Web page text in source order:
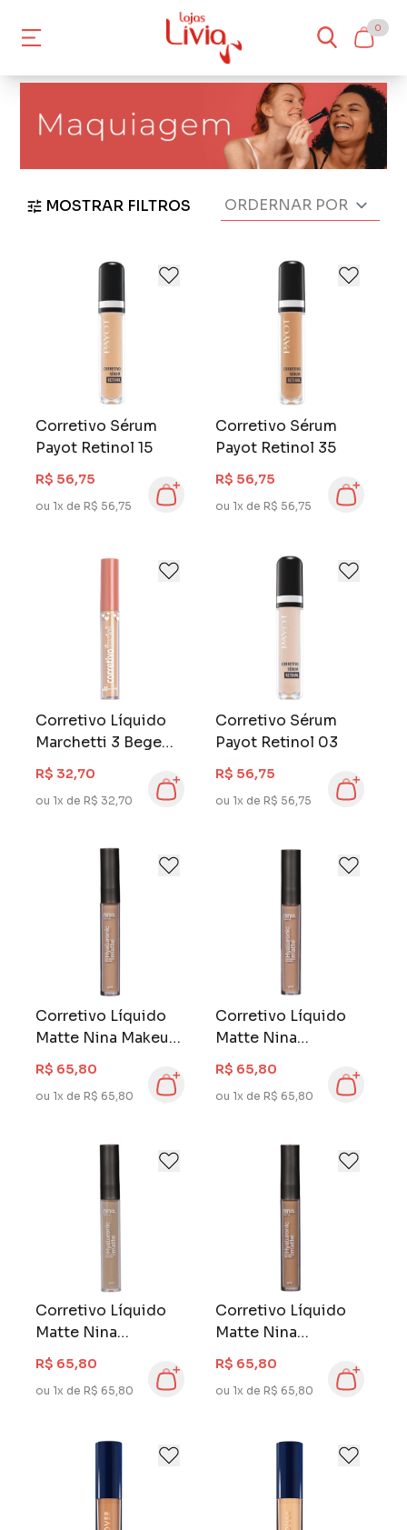
0
MOSTRAR FILTROS
Corretivo Sérum
Payot Retinol 15
R$ 56,75
ou 1x de R$ 56,75
Corretivo Sérum
Payot Retinol 35
R$ 56,75
ou 1x de R$ 56,75
Corretivo Líquido
Marchetti 3 Bege
Médio I
R$ 32,70
ou 1x de R$ 32,70
Corretivo Sérum
Payot Retinol 03
R$ 56,75
ou 1x de R$ 56,75
Corretivo Líquido
Matte Nina Makeup
Hyaluronic 4 ml Cor
0,5
R$ 65,80
ou 1x de R$ 65,80
Corretivo Líquido
Matte Nina
Hyaluronic 4 ml Cor
01
R$ 65,80
ou 1x de R$ 65,80
Corretivo Líquido
Matte Nina
Hyaluronic 4 ml Cor
02
R$ 65,80
ou 1x de R$ 65,80
Corretivo Líquido
Matte Nina
Hyaluronic 4 ml Cor
03
R$ 65,80
ou 1x de R$ 65,80